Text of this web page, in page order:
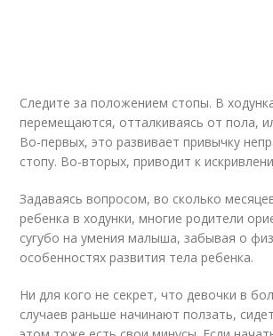
Следите за положением стопы. В
перемещаются, отталкиваясь от пола,
Во-первых, это развивает привычку
стопу. Во-вторых, приводит к
Задаваясь вопросом, во сколько
ребенка в ходунки, многие родители
сугубо на умения малыша, забывая о
особенностях развития тела ребенка.
Ни для кого не секрет, что девочки в
случаев раньше начинают ползать,